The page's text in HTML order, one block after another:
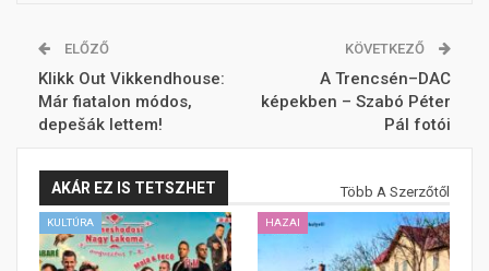
ELŐZŐ
Klikk Out Vikkendhouse:
Már fiatalon módos,
depešák lettem!
KÖVETKEZŐ
A Trencsén–DAC
képekben – Szabó Péter
Pál fotói
AKÁR EZ IS TETSZHET Több A Szerzőtől
KULTÚRA HAZAI